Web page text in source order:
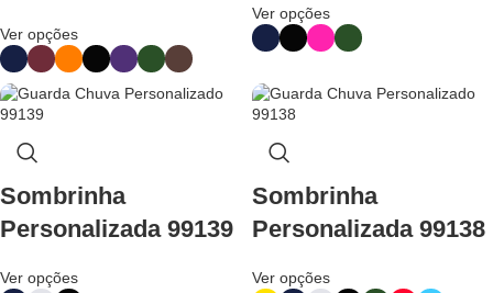
Ver opções
Ver opções
Sombrinha
Personalizada 99139
Ver opções
Sombrinha
Personalizada 99138
Ver opções